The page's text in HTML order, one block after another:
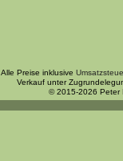
Alle Preise inklusive
Verkauf unter
© 2015-2026 Peter